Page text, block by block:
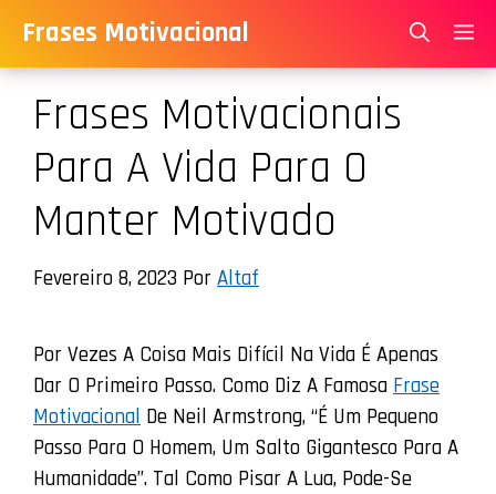
Para
O
Conteúdo
Frases Motivacional
Frases Motivacionais
Para A Vida Para O
Manter Motivado
Fevereiro 8, 2023 Por Altaf
Por Vezes A Coisa Mais Difícil Na Vida É Apenas
Dar O Primeiro Passo. Como Diz A Famosa Frase
Motivacional De Neil Armstrong, “é Um Pequeno
Passo Para O Homem, Um Salto Gigantesco Para A
Humanidade”. Tal Como Pisar A Lua, Pode-Se